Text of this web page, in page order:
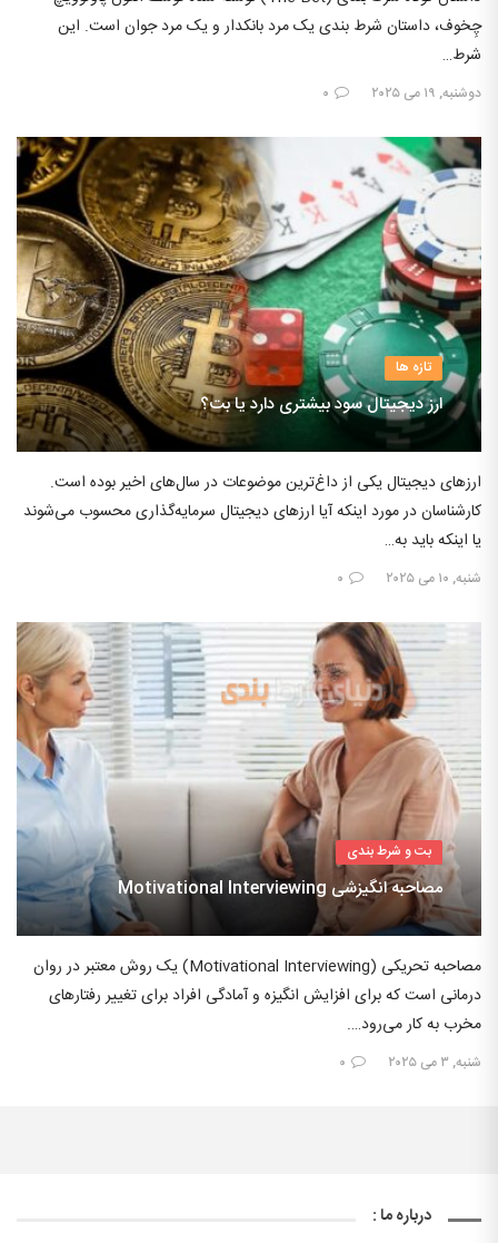
چِخوف، داستان شرط بندی یک مرد بانکدار و یک مرد جوان است. این
شرط…
دوشنبه, ۱۹ می ۲۰۲۵ ۰
تازه ها
ارز دیجیتال سود بیشتری دارد یا بت؟
ارزهای دیجیتال یکی از داغ‌ترین موضوعات در سال‌های اخیر بوده است.
کارشناسان در مورد اینکه آیا ارزهای دیجیتال سرمایه‌گذاری محسوب می‌شوند
یا اینکه باید به…
شنبه, ۱۰ می ۲۰۲۵ ۰
بت و شرط بندی
مصاحبه انگیزشی Motivational Interviewing
مصاحبه تحریکی (Motivational Interviewing) یک روش معتبر در روان
درمانی است که برای افزایش انگیزه و آمادگی افراد برای تغییر رفتارهای
مخرب به کار می‌رود….
شنبه, ۳ می ۲۰۲۵ ۰
درباره ما :